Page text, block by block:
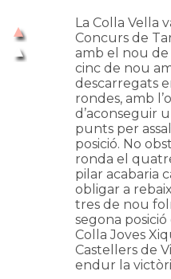
La Colla Vella
Concurs de
amb el nou
cinc de nou
descarregats
rondes, amb
d’aconseguir
punts per
posició. No
ronda el
pilar acabaria
obligar a
tres de nou
segona
Colla Joves
Castellers de
endur la